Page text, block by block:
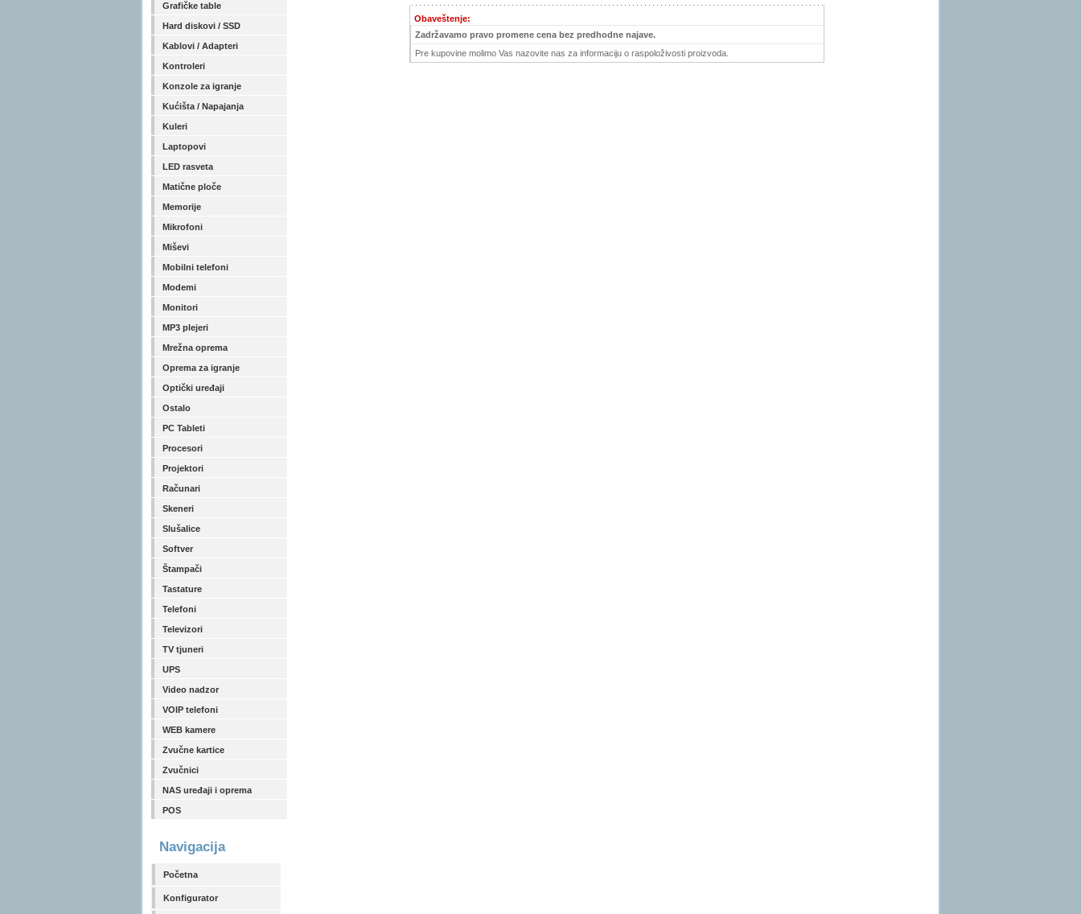
Grafičke table
Hard diskovi / SSD
Kablovi / Adapteri
Kontroleri
Konzole za igranje
Kućišta / Napajanja
Kuleri
Laptopovi
LED rasveta
Matične ploče
Memorije
Mikrofoni
Miševi
Mobilni telefoni
Modemi
Monitori
MP3 plejeri
Mrežna oprema
Oprema za igranje
Optički uređaji
Ostalo
PC Tableti
Procesori
Projektori
Računari
Skeneri
Slušalice
Softver
Štampači
Tastature
Telefoni
Televizori
TV tjuneri
UPS
Video nadzor
VOIP telefoni
WEB kamere
Zvučne kartice
Zvučnici
NAS uređaji i oprema
POS
Navigacija
Početna
Konfigurator
Obaveštenje:
Zadržavamo pravo promene cena bez predhodne najave.
Pre kupovine molimo Vas nazovite nas za informaciju o raspoloživosti proizvoda.